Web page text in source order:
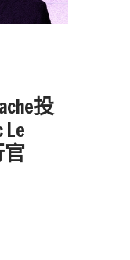
投
Le
官